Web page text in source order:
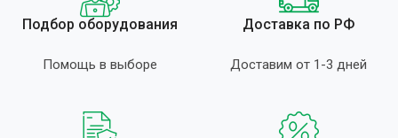
Подбор оборудования
Помощь в выборе
Доставка по РФ
Доставим от 1-3 дней